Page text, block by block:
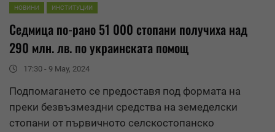
НОВИНИ ИНСТИТУЦИИ
Седмица по-рано 51 000 стопани получиха над
290 млн. лв. по украинската помощ
17:30 - 9 May, 2024
Подпомагането се предоставя под формата на
преки безвъзмездни средства на земеделски
стопани от първичното селскостопанско